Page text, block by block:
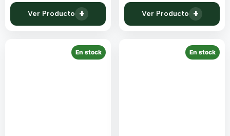
Ver Producto + Ver Producto +
En stock En stock